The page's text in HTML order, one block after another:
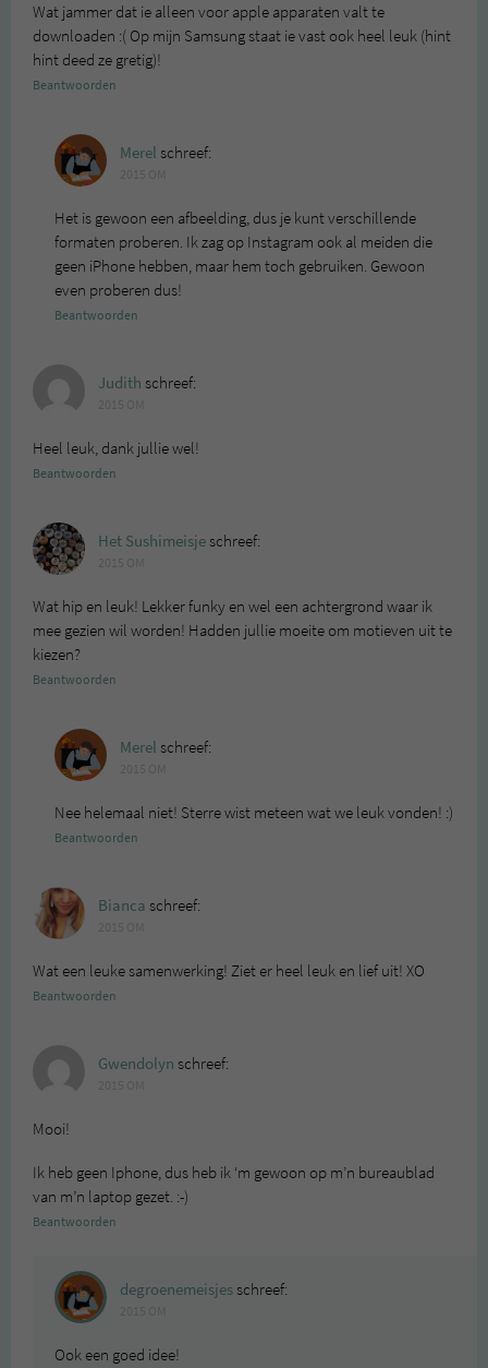
Wat jammer dat ie alleen voor apple apparaten valt te
downloaden :( Op mijn Samsung staat ie vast ook heel leuk (hint
hint deed ze gretig)!
Beantwoorden
Merel schreef:
Het is gewoon een afbeelding, dus je kunt verschillende
formaten proberen. Ik zag op Instagram ook al meiden die
geen iPhone hebben, maar hem toch gebruiken. Gewoon
even proberen dus!
Beantwoorden
Judith schreef:
Heel leuk, dank jullie wel!
Beantwoorden
Het Sushimeisjeschreef:
Wat hip en leuk! Lekker funky en wel een achtergrond waar ik
mee gezien wil worden! Hadden jullie moeite om motieven uit te
kiezen?
Beantwoorden
Merel schreef:
Nee helemaal niet! Sterre wist meteen wat we leuk vonden! :)
Beantwoorden
Bianca schreef:
Wat een leuke samenwerking! Ziet er heel leuk en lief uit! XO
Beantwoorden
Gwendolyn schreef:
Mooi!
Ik heb geen Iphone, dus heb ik ‘m gewoon op m’n bureaublad
van m’n laptop gezet. :-)
Beantwoorden
degroenemeisjesschreef:
Ook een goed idee!